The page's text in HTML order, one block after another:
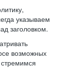
указываем
заголовком.
возможных